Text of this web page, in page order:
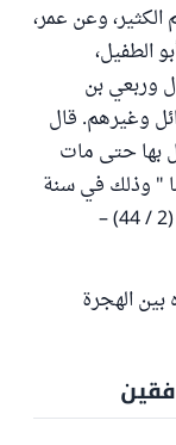
وعن عمر،
الطفيل،
وربعي بن
وغيرهم. قال
بها حتى مات
" وذلك في سنة
ست وثلاثين. "الإصابة في تمييز الصحابة" (2 / 44) –
الهجرة